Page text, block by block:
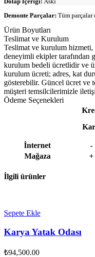
Demonte Parçalar: Tüm parçalar
Ürün Boyutları
Teslimat ve Kurulum
Teslimat ve kurulum hizmeti,
deneyimli ekipler tarafından
kurulum bedeli ücretlidir ve
kurulum ücreti; adres, kat
gösterebilir. Güncel ücret ve
müşteri temsilcilerimizle
Ödeme Seçenekleri
İnternet -
Mağaza
+
İlgili ürünler
Sepete Ekle
Karya Yatak Odası
₺94,500.00